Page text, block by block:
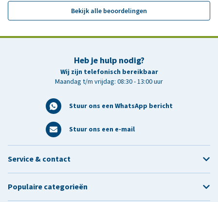
Bekijk alle beoordelingen
Heb je hulp nodig?
Wij zijn telefonisch bereikbaar
Maandag t/m vrijdag: 08:30 - 13:00 uur
Stuur ons een WhatsApp bericht
Stuur ons een e-mail
Service & contact
Populaire categorieën